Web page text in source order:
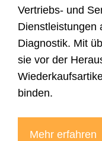
Vertriebs- und
Dienstleistungen
Diagnostik. Mit
sie vor der
binden.
Mehr erfahren